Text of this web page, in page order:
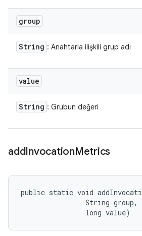
group
String : Anahtarla ilişkili grup adı
value
String : Grubun değeri
addInvocationMetrics
public static void
                String group,
                long value)